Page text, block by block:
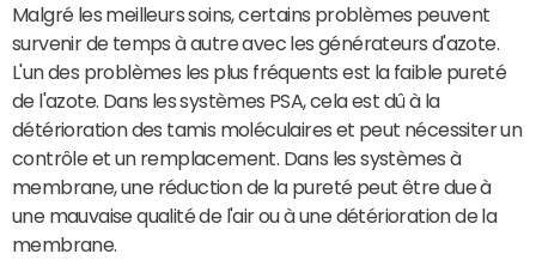
Malgré les meilleurs soins, certains problèmes peuvent
survenir de temps à autre avec les générateurs d'azote.
L'un des problèmes les plus fréquents est la faible pureté
de l'azote. Dans les systèmes PSA, cela est dû à la
détérioration des tamis moléculaires et peut nécessiter un
contrôle et un remplacement. Dans les systèmes à
membrane, une réduction de la pureté peut être due à
une mauvaise qualité de l'air ou à une détérioration de la
membrane.